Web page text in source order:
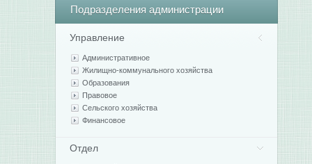
Подразделения администрации
Управление
Административное
Жилищно-коммунального хозяйства
Образования
Правовое
Сельского хозяйства
Финансовое
Отдел